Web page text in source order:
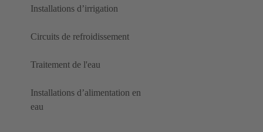
Installations d’irrigation
Circuits de refroidissement
Traitement de l'eau
Installations d’alimentation en
eau